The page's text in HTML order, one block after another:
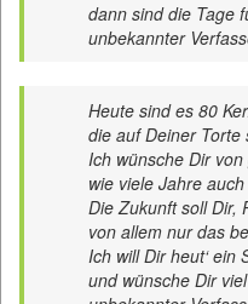
dann sind die Tage
unbekannter
Heute sind es 80
die auf Deiner Torte
Ich wünsche Dir
wie viele Jahre auch
Die Zukunft soll Dir,
von allem nur das
Ich will Dir heut‘ ein
und wünsche Dir